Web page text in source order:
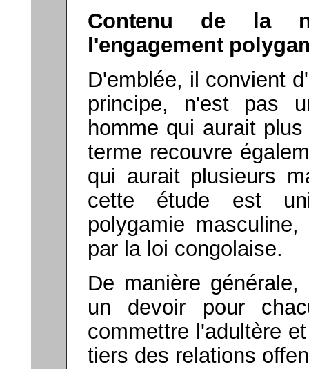
Contenu de la
l'engagement
D'emblée, il convient
principe, n'est pas
homme qui aurait
terme recouvre
qui aurait plusieurs
cette étude est
polygamie
par la loi congolaise.
De manière
un devoir pour
commettre l'adultère
tiers des relations